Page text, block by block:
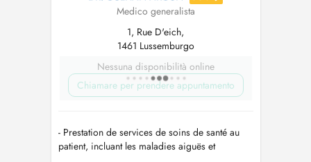
Medico generalista
1, Rue D'eich,
1461 Lussemburgo
Nessuna disponibilità online
Chiamare per prendere appuntamento
- Prestation de services de soins de santé au
patient, incluant les maladies aiguës et